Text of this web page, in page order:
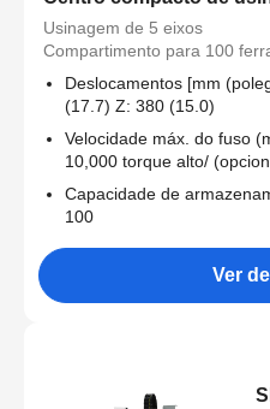
Usinagem de 5 eixos
Compartimento para 100
Deslocamentos [mm
(17.7) Z: 380 (15.0)
Velocidade máx. do fuso
10,000 torque alto/
Capacidade de
100
Ver